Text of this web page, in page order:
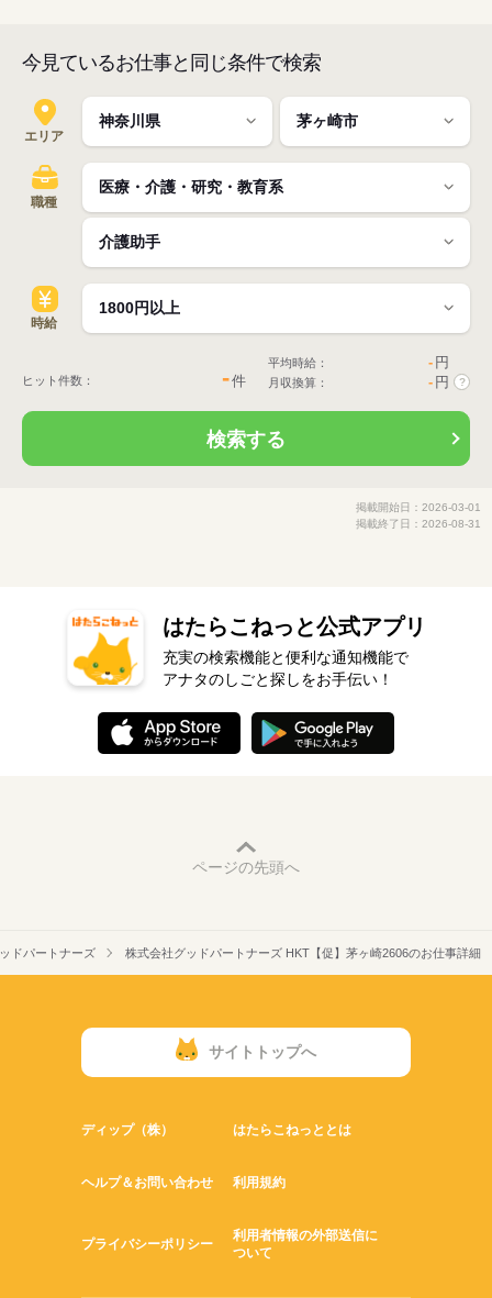
今見ているお仕事と同じ条件で検索
エリア
職種
時給
ヒット件数： -件
平均時給： - 円
月収換算： - 円 ?
検索する
掲載開始日：2026-03-01
掲載終了日：2026-08-31
はたらこねっと公式アプリ
充実の検索機能と便利な通知機能で
アナタのしごと探しをお手伝い！
ページの先頭へ
ドパートナーズ 株式会社グッドパートナーズ HKT【促】茅ヶ崎2606のお仕事詳細
サイトトップへ
ディップ（株） はたらこねっととは
ヘルプ＆お問い合わせ 利用規約
プライバシーポリシー
利用者情報の外部送信に
ついて